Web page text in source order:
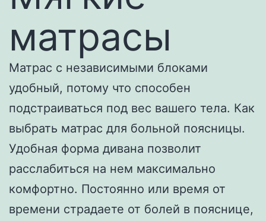
матрасы
Матрас с независимыми блоками
удобный, потому что способен
подстраиваться под вес вашего тела. Как
выбрать матрас для больной поясницы.
Удобная форма дивана позволит
расслабиться на нем максимально
комфортно. Постоянно или время от
времени страдаете от болей в пояснице,